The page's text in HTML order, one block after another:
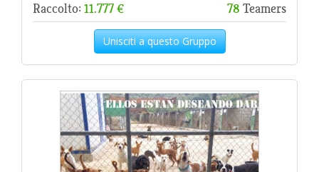
Raccolto: 11.777 € 78 Teamers
Unisciti a questo Gruppo